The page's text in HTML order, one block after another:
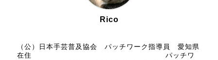
Rico
（公）日本手芸普及協会 パッチワーク指導員 愛知県
在住 パッチワ